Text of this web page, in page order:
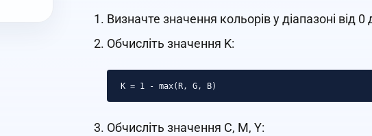
Визначте значення кольорів у діапазоні від
Обчисліть значення K:
Обчисліть значення C, M, Y: